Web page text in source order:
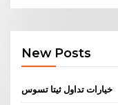
New Posts
خيارات تداول ثيتا تسوس